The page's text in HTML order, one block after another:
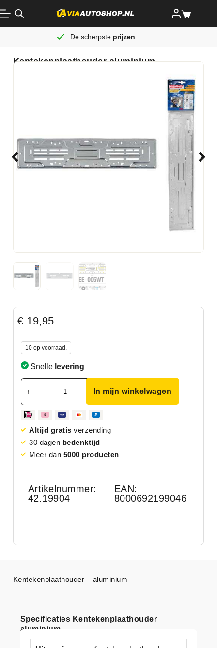
De scherpste prijzen
Kentekenplaathouder aluminium
€ 19,95
10 op voorraad.
Snelle levering
In mijn winkelwagen
Altijd gratis verzending
30 dagen bedenktijd
Meer dan 5000 producten
Artikelnummer:
42.19904
EAN:
8000692199046
Specificaties Kentekenplaathouder
aluminium
Kentekenplaathouder – aluminium